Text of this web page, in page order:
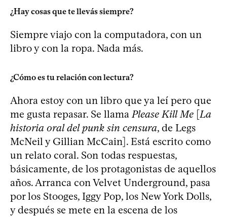
¿Hay cosas que te llevás siempre?
Siempre viajo con la computadora, con un
libro y con la ropa. Nada más.
¿Cómo es tu relación con lectura?
Ahora estoy con un libro que ya leí pero que
me gusta repasar. Se llamaPlease Kill Me [La
historia oral del punk sin censura, de Legs
McNeil y Gillian McCain]. Está escrito como
un relato coral. Son todas respuestas,
básicamente, de los protagonistas de aquellos
años. Arranca con Velvet Underground, pasa
por los Stooges, Iggy Pop, los New York Dolls,
y después se mete en la escena de los